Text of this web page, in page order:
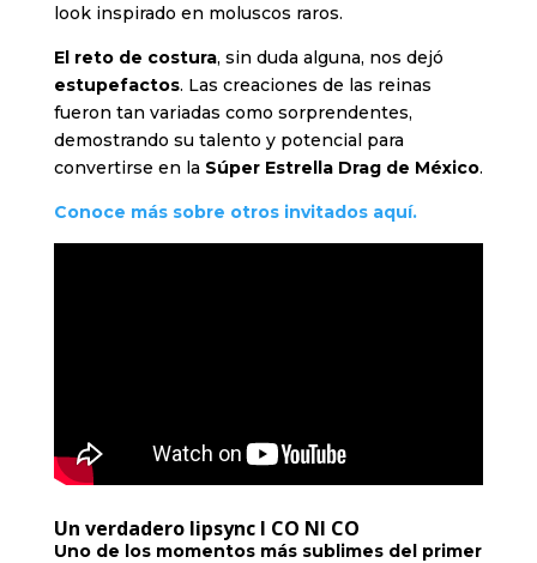
look inspirado en moluscos raros.
El reto de costura, sin duda alguna, nos dejó
estupefactos. Las creaciones de las reinas
fueron tan variadas como sorprendentes,
demostrando su talento y potencial para
convertirse en la Súper Estrella Drag de México.
Conoce más sobre otros invitados aquí.
Un verdadero lipsync I CO NI CO
Uno de los momentos más sublimes del primer